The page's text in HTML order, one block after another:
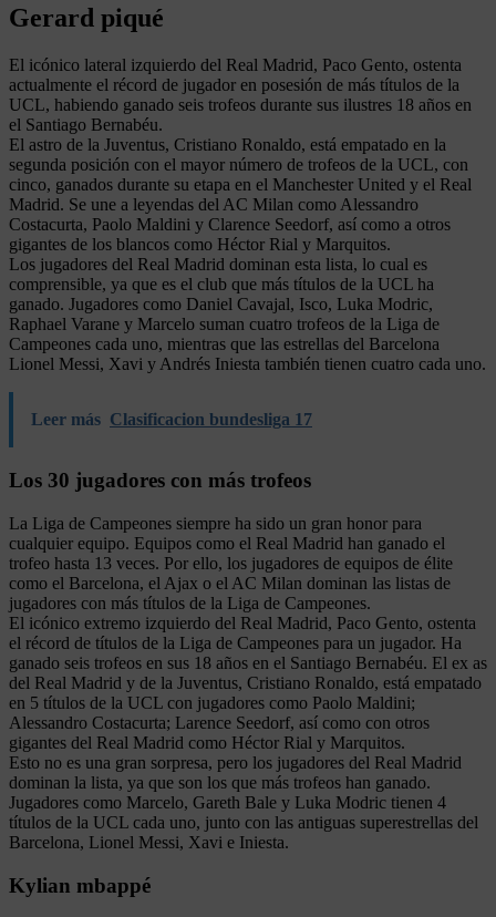
Gerard piqué
El icónico lateral izquierdo del Real Madrid, Paco Gento, ostenta
actualmente el récord de jugador en posesión de más títulos de la
UCL, habiendo ganado seis trofeos durante sus ilustres 18 años en
el Santiago Bernabéu.
El astro de la Juventus, Cristiano Ronaldo, está empatado en la
segunda posición con el mayor número de trofeos de la UCL, con
cinco, ganados durante su etapa en el Manchester United y el Real
Madrid. Se une a leyendas del AC Milan como Alessandro
Costacurta, Paolo Maldini y Clarence Seedorf, así como a otros
gigantes de los blancos como Héctor Rial y Marquitos.
Los jugadores del Real Madrid dominan esta lista, lo cual es
comprensible, ya que es el club que más títulos de la UCL ha
ganado. Jugadores como Daniel Cavajal, Isco, Luka Modric,
Raphael Varane y Marcelo suman cuatro trofeos de la Liga de
Campeones cada uno, mientras que las estrellas del Barcelona
Lionel Messi, Xavi y Andrés Iniesta también tienen cuatro cada uno.
Leer más Clasificacion bundesliga 17
Los 30 jugadores con más trofeos
La Liga de Campeones siempre ha sido un gran honor para
cualquier equipo. Equipos como el Real Madrid han ganado el
trofeo hasta 13 veces. Por ello, los jugadores de equipos de élite
como el Barcelona, el Ajax o el AC Milan dominan las listas de
jugadores con más títulos de la Liga de Campeones.
El icónico extremo izquierdo del Real Madrid, Paco Gento, ostenta
el récord de títulos de la Liga de Campeones para un jugador. Ha
ganado seis trofeos en sus 18 años en el Santiago Bernabéu. El ex as
del Real Madrid y de la Juventus, Cristiano Ronaldo, está empatado
en 5 títulos de la UCL con jugadores como Paolo Maldini;
Alessandro Costacurta; Larence Seedorf, así como con otros
gigantes del Real Madrid como Héctor Rial y Marquitos.
Esto no es una gran sorpresa, pero los jugadores del Real Madrid
dominan la lista, ya que son los que más trofeos han ganado.
Jugadores como Marcelo, Gareth Bale y Luka Modric tienen 4
títulos de la UCL cada uno, junto con las antiguas superestrellas del
Barcelona, Lionel Messi, Xavi e Iniesta.
Kylian mbappé